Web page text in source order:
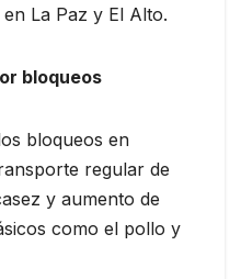
La Paz y El Alto.
bloqueos
bloqueos en
regular de
y aumento de
como el pollo y